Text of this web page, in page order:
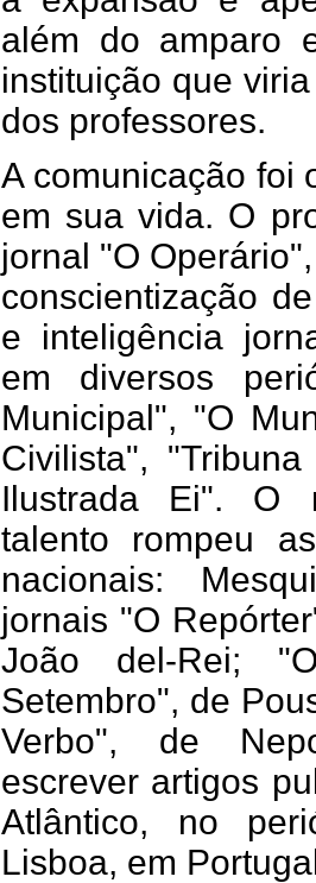
além do amparo
instituição que
dos professores.
A comunicação foi
em sua vida. O
jornal "O
conscientização
e inteligência
em diversos
Municipal", "O
Civilista",
Ilustrada Ei". O
talento rompeu
nacionais:
jornais "O
João del-Rei;
Setembro", de
Verbo", de
escrever artigos
Atlântico, no
Lisboa, em